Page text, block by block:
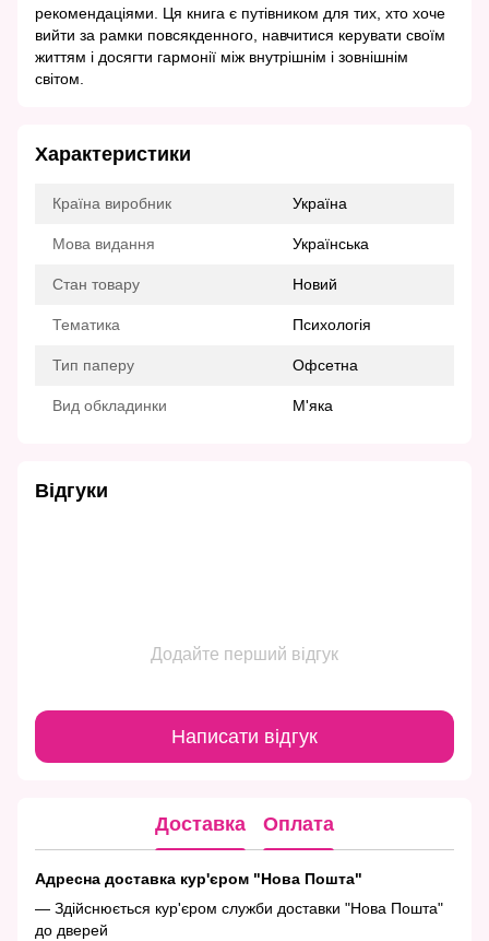
рекомендаціями. Ця книга є путівником для тих, хто хоче
вийти за рамки повсякденного, навчитися керувати своїм
життям і досягти гармонії між внутрішнім і зовнішнім
світом.
Характеристики
Країна виробник Україна
Мова видання Українська
Стан товару Новий
Тематика Психологія
Тип паперу Офсетна
Вид обкладинки М'яка
Відгуки
Додайте перший відгук
Написати відгук
Доставка Оплата
Адресна доставка кур'єром "Нова Пошта"
— Здійснюється кур'єром служби доставки "Нова Пошта"
до дверей